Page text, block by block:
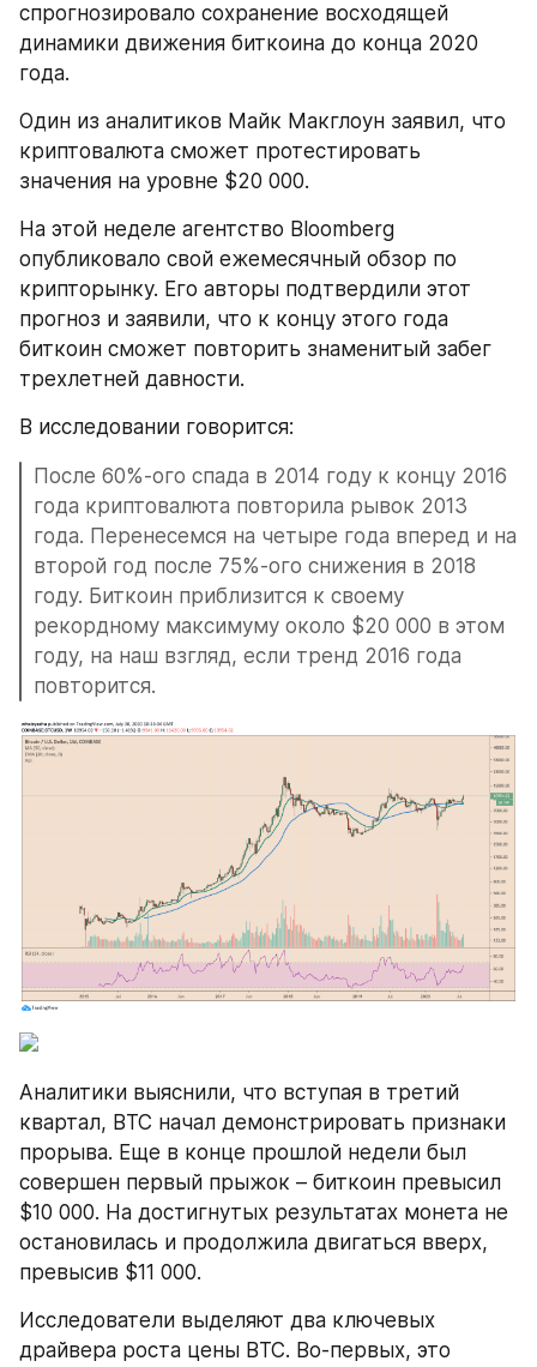
спрогнозировало сохранение восходящей
динамики движения биткоина до конца 2020
года.
Один из аналитиков Майк Макглоун заявил, что
криптовалюта сможет протестировать
значения на уровне $20 000.
На этой неделе агентство Bloomberg
опубликовало свой ежемесячный обзор по
крипторынку. Его авторы подтвердили этот
прогноз и заявили, что к концу этого года
биткоин сможет повторить знаменитый забег
трехлетней давности.
В исследовании говорится:
После 60%-ого спада в 2014 году к концу 2016
года криптовалюта повторила рывок 2013
года. Перенесемся на четыре года вперед и на
второй год после 75%-ого снижения в 2018
году. Биткоин приблизится к своему
рекордному максимуму около $20 000 в этом
году, на наш взгляд, если тренд 2016 года
повторится.
Аналитики выяснили, что вступая в третий
квартал, BTC начал демонстрировать признаки
прорыва. Еще в конце прошлой недели был
совершен первый прыжок – биткоин превысил
$10 000. На достигнутых результатах монета не
остановилась и продолжила двигаться вверх,
превысив $11 000.
Исследователи выделяют два ключевых
драйвера роста цены BTC. Во-первых, это